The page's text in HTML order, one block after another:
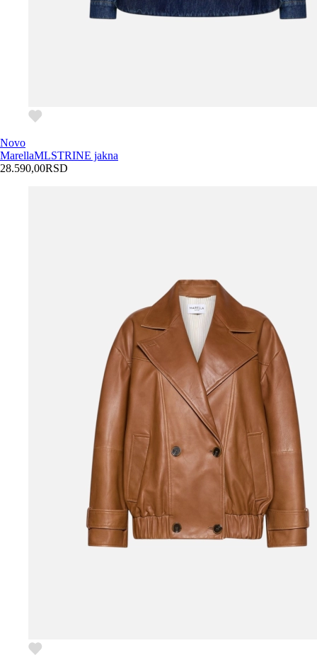
Novo
MarellaMLSTRINE jakna
28.590,00RSD